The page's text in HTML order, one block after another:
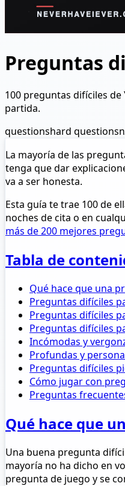
Preguntas
100 preguntas difíciles
partida.
questionshard questions
La mayoría de las
tenga que dar
va a ser honesta.
Esta guía te trae 100 de
noches de cita o en
más de 200 mejores
Tabla de
Qué hace que una
Preguntas difíciles
Preguntas difíciles
Preguntas difíciles
Incómodas y
Profundas y
Preguntas difíciles
Cómo jugar con
Preguntas
Qué hace que
Una buena pregunta
mayoría no ha dicho en
pregunta de juego y se